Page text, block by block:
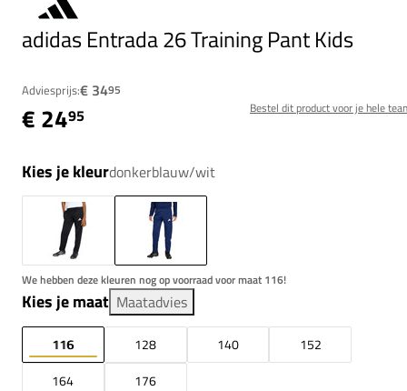
adidas Entrada 26 Training Pant Kids
Adviesprijs:€ 3495
€ 2495 Bestel dit product voor je hele
Kies je kleurdonkerblauw/wit
We hebben deze kleuren nog op voorraad voor maat 116!
Kies je maat Maatadvies
116 128 140
152
164
176